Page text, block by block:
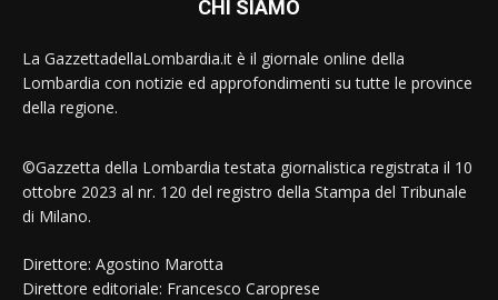
CHI SIAMO
La GazzettadellaLombardia.it è il giornale online della
Lombardia con notizie ed approfondimenti su tutte le province
della regione.
©Gazzetta della Lombardia testata giornalistica registrata il 10
ottobre 2023 al nr. 120 del registro della Stampa del Tribunale
di Milano.
Direttore: Agostino Marotta
Direttore editoriale: Francesco Caroprese